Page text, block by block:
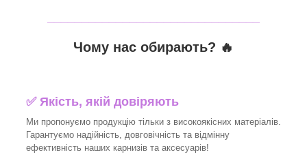
Чому нас обирають? 🔥
✅Якість, якій довіряють
Ми пропонуємо продукцію тільки з високоякісних матеріалів.
Гарантуємо надійність, довговічність та відмінну
ефективність наших карнизів та аксесуарів!​